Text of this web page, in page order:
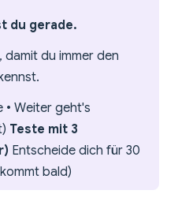
du gerade.
damit du immer den
• Weiter geht's
Teste mit 3
Entscheide dich für 30
bald)